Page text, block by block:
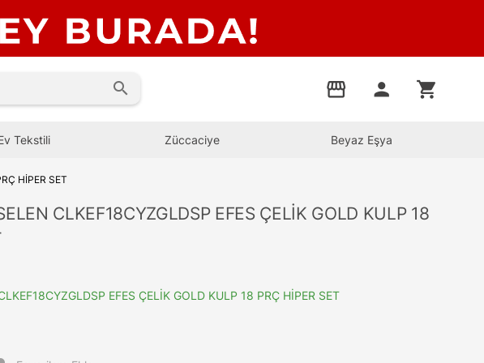
search storefront person shopping_cart
Tekstili Züccaciye Beyaz Eşya
HİPER SET
CLKEF18CYZGLDSP EFES ÇELİK GOLD KULP 18
EFES ÇELİK GOLD KULP 18 PRÇ HİPER SET